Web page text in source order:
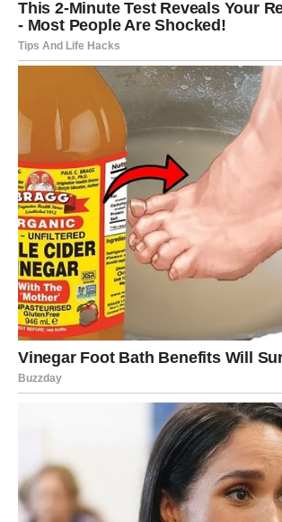
promjene koje će ih kasnije dovesti do
ispunjenijeg života.
PRED VAMA JE
ĆETE DUGO PAMTITI
Sve kroz šta ste prošle nije bilo uzalud.
Svaka prepreka, svako razočaranje i
kojeg ste mislile da više ne možete dalje
pripremali za ono što sada dolazi.
A ono što dolazi moglo bi vas lijepo
Zvijezde vam donose novu energiju, više
iskrene emocije i priliku da konačno
kada život radi u vašu korist.
Zato ne ignorišite znakove koje vam
Naredni period mogao bi vam donijeti